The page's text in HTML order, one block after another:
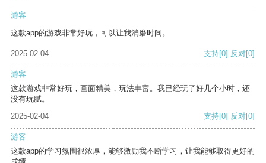
游客
这款app的游戏非常好玩，可以让我消磨时间。
2025-02-04 支持[0] 反对[0]
游客
这款游戏非常好玩，画面精美，玩法丰富。我已经玩了好几个小时，还
没有玩腻。
2025-02-04
支持[0] 反对[0]
游客
这款app的学习氛围很浓厚，能够激励我不断学习，让我能够取得更好的